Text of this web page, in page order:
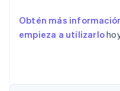
Obtén más
empieza a utilizarlo
DeutschEnglish